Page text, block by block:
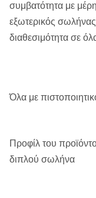
συμβατότητα με
εξωτερικός
διαθεσιμότητα σε
Όλα με
Προφίλ του
διπλού σωλήνα